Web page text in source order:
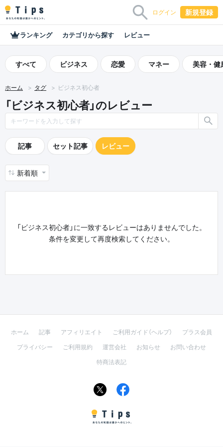
ログイン 新規登録
ランキング カテゴリから探す レビュー
すべて ビジネス 恋愛 マネー 美容・健
ホーム タグ ビジネス初心者
「ビジネス初心者」のレビュー
記事 セット記事 レビュー
新着順
「ビジネス初心者」に一致するレビューはありませんでした。
条件を変更して再度検索してください。
ホーム 記事 アフィリエイト ご利用ガイド（ヘルプ）
プラス会員
プライバシー
ご利用規約 運営会社 お知らせ
お問い合わせ
特商法表記